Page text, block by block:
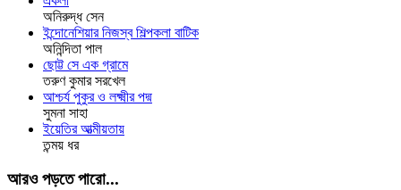
অনিরুদ্ধ সেন
ইন্দোনেশিয়ার নিজস্ব শিল্পকলা বাটিক
অনিন্দিতা পাল
ছোট্ট সে এক গ্রামে
তরুণ কুমার সরখেল
আশ্চর্য পুকুর ও লক্ষ্মীর পদ্ম
সুমনা সাহা
ইয়েতির আত্মীয়তায়
তন্ময় ধর
আরও পড়তে পারো...